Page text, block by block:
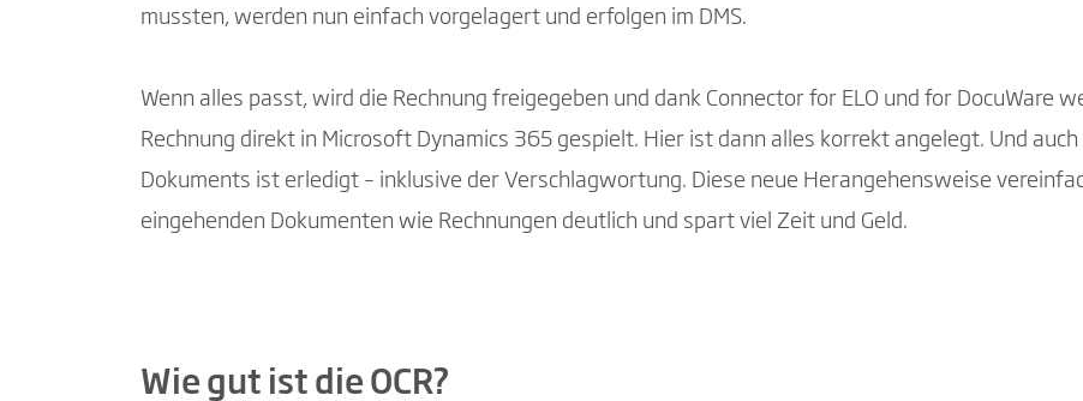
mussten, werden nun einfach vorgelagert und erfolgen im DMS.
Wenn alles passt, wird die Rechnung freigegeben und dank Connector for ELO und for DocuWare
Rechnung direkt in Microsoft Dynamics 365 gespielt. Hier ist dann alles korrekt angelegt. Und
Dokuments ist erledigt – inklusive der Verschlagwortung. Diese neue Herangehensweise
eingehenden Dokumenten wie Rechnungen deutlich und spart viel Zeit und Geld.
Wie gut ist die OCR?